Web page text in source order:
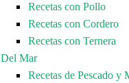
Recetas con Pollo
Recetas con Cordero
Recetas con Ternera
Del Mar
Recetas de Pescado y